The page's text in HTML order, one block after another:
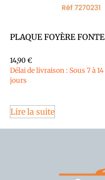
PLAQUE FOYÈRE FONTE
14,90€
Délai de livraison : Sous 7 à 14
jours
Lire la suite